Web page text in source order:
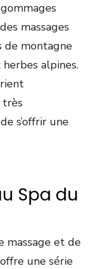
massages
de montagne
alpines.
s’offrir une
Spa du
massage et de
une série